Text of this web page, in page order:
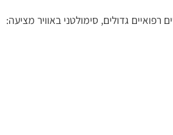
גדולים, סימולטני באוויר מציעה: